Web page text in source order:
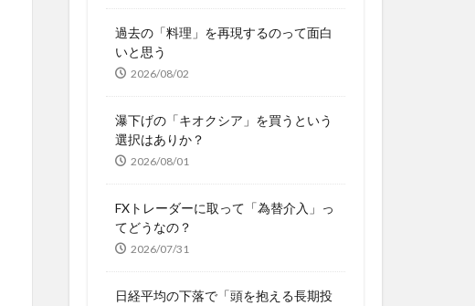
過去の「料理」を再現するのって面白
いと思う
2026/08/02
瀑下げの「キオクシア」を買うという
選択はありか？
2026/08/01
FXトレーダーに取って「為替介入」っ
てどうなの？
2026/07/31
日経平均の下落で「頭を抱える長期投